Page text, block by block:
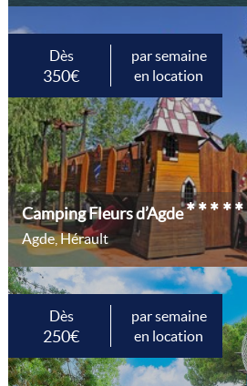
Dès
350€
par semaine
en location
Camping Fleurs d’Agde*****
Agde, Hérault
Dès
250€
par semaine
en location